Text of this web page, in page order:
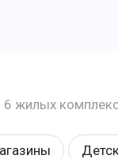
6 жилых